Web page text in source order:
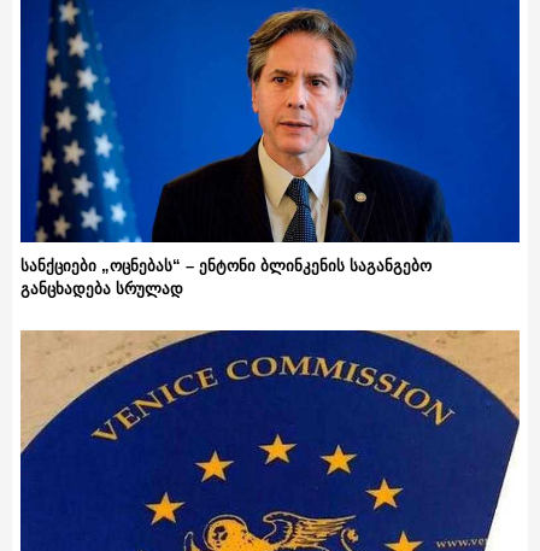
სანქციები „ოცნებას“ – ენტონი ბლინკენის საგანგებო
განცხადება სრულად